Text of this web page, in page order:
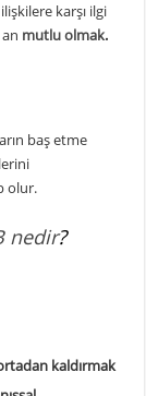
karşı ilgi
mutlu olmak.
baş etme
olur.
nedir?
kaldırmak